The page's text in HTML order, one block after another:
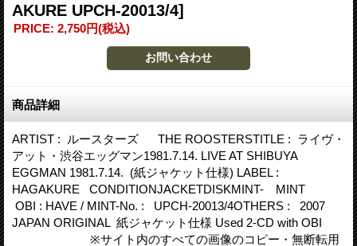
AKURE UPCH-20013/4]
PRICE: 2,750円(税込)
商品詳細
ARTIST : ルースターズ THE ROOSTERSTITLE : ライヴ・
アット・渋谷エッグマン1981.7.14. LIVE AT SHIBUYA
EGGMAN 1981.7.14. (紙ジャケット仕様) LABEL :
HAGAKURE CONDITIONJACKETDISKMINT- MINT
OBI : HAVE / MINT-No. : UPCH-20013/4OTHERS : 2007
JAPAN ORIGINAL 紙ジャケット仕様 Used 2-CD with OBI
※サイト内のすべての画像のコピー・無断転用